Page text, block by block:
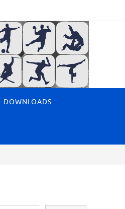
DOWNLOADS